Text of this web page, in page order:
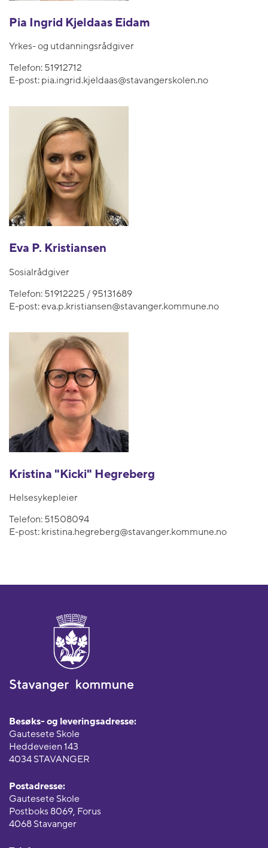
Pia Ingrid Kjeldaas Eidam
Yrkes- og utdanningsrådgiver
Telefon: 51912712
E-post: pia.ingrid.kjeldaas@stavangerskolen.no
Eva P. Kristiansen
Sosialrådgiver
Telefon: 51912225 / 95131689
E-post:eva.p.kristiansen@stavanger.kommune.no
Kristina "Kicki" Hegreberg
Helsesykepleier
Telefon: 51508094
E-post: kristina.hegreberg@stavanger.kommune.no
Besøks- og leveringsadresse:
Gautesete Skole
Heddeveien 143
4034 STAVANGER
Postadresse:
Gautesete Skole
Postboks 8069, Forus
4068 Stavanger